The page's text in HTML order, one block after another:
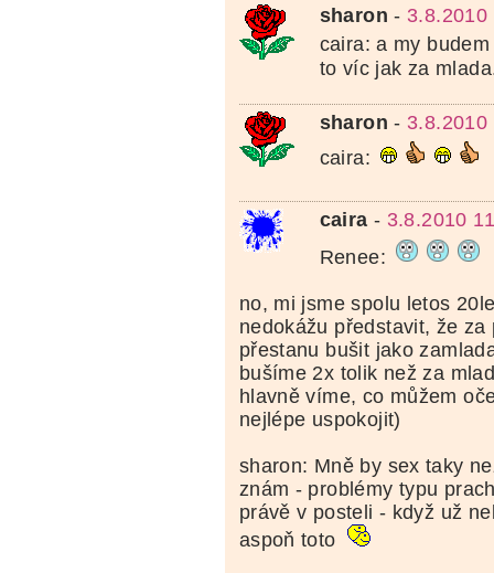
sharon - 3.8.2010
caira: a my
to víc jak za
sharon - 3.8.2010
caira:
caira - 3.8.2010
Renee:
no, mi jsme spolu letos
nedokážu představit, že za
přestanu bušit jako
bušíme 2x tolik než za
hlavně víme, co můžem
nejlépe uspokojit)
sharon: Mně by sex taky
znám - problémy typu
právě v posteli - když už
aspoň toto